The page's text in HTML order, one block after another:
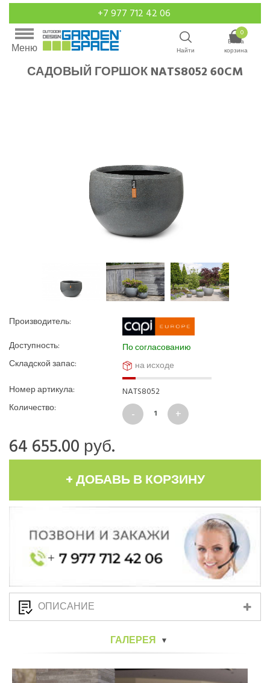
+7 977 712 42 06
Меню Найти
0
Ваша
корзина
САДОВЫЙ ГОРШОК NATS8052 60CM
Производитель:
Доступность:
По согласованию
Складской запас:
на исходе
Номер артикула:
NATS8052
Количество:
64 655.00 руб.
+ ДОБАВЬ В КОРЗИНУ
ОПИСАНИЕ
ГАЛЕРЕЯ